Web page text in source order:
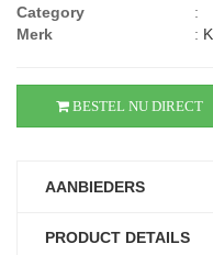
Category
:
Merk
:
BESTEL NU DIRECT
AANBIEDERS
PRODUCT DETAILS